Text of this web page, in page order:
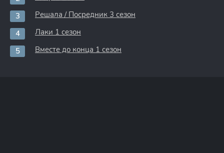
Решала / Посредник 3 сезон
Лаки 1 сезон
Вместе до конца 1 сезон